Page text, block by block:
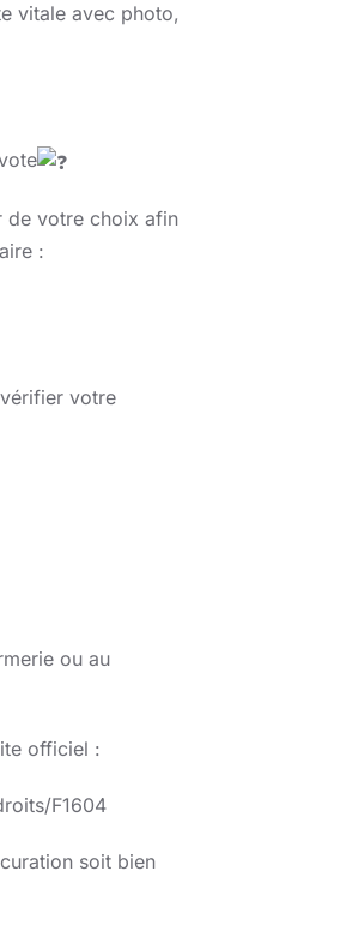
vitale avec photo,
de votre choix afin
:
votre
ou au
officiel :
F1604
soit bien